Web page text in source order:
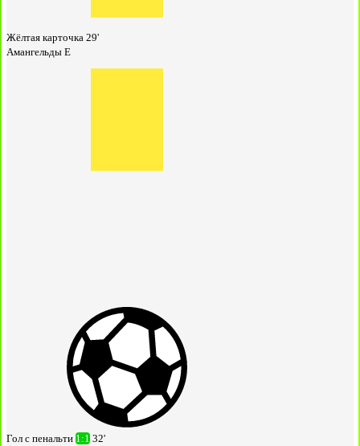
Жёлтая карточка 29'
Амангельды Е
Гол с пенальти 1:1 32'